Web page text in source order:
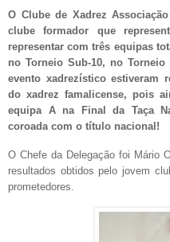
O Clube de Xadrez
clube formador que
representar com três equipas
no Torneio Sub-10, no
evento xadrezístico estiveram
do xadrez famalicense, pois
equipa A na Final da Taça
coroada com o título nacional!
O Chefe da Delegação foi Mário
resultados obtidos pelo jovem
prometedores.